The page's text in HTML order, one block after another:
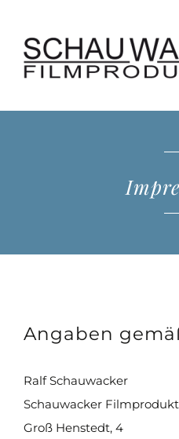
Inhalt
springen
Angaben
Ralf Schauwacker
Schauwacker
Groß Henstedt, 4